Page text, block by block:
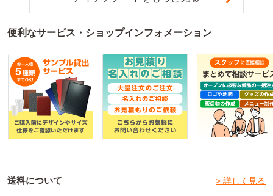
便利なサービス・ショップインフォメーション
送料について > 詳しく見る